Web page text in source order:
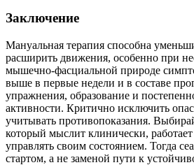
Заключение
Мануальная терапия способна
расширить движения, особенно при
мышечно‑фасциальной природе
выше в первые недели и в составе
упражнения, образование и
активности. Критично исключить
учитывать противопоказания.
который мыслит клинически,
управлять своим состоянием. Тогда
стартом, а не заменой пути к